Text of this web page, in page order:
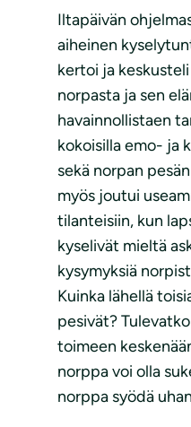
Iltapäivän
aiheinen
kertoi ja
norpasta ja sen
havainnollistaen
kokoisilla emo- ja
sekä norpan
myös joutui
tilanteisiin, kun
kyselivät mieltä
kysymyksiä
Kuinka lähellä
pesivät?
toimeen
norppa voi olla
norppa syödä